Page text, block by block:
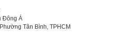
Đông Á
Tân Bình, TPHCM